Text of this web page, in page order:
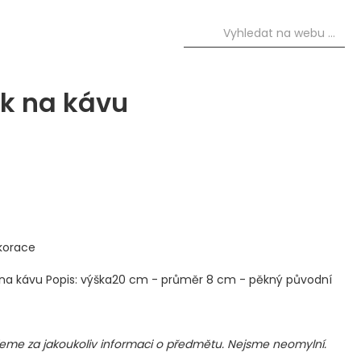
na kávu
kávu Popis: výška20 cm - průměr 8 cm - pěkný původní
za jakoukoliv informaci o předmětu. Nejsme neomylní.